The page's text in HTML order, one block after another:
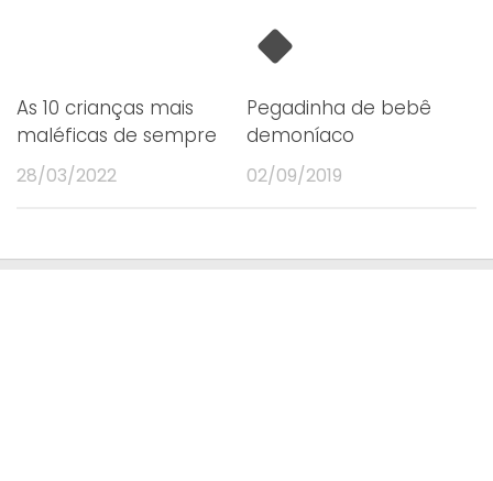
As 10 crianças mais
maléficas de sempre
28/03/2022
Pegadinha de bebê
demoníaco
02/09/2019